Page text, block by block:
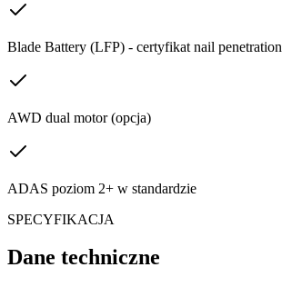
Blade Battery (LFP) - certyfikat nail penetration
AWD dual motor (opcja)
ADAS poziom 2+ w standardzie
SPECYFIKACJA
Dane techniczne